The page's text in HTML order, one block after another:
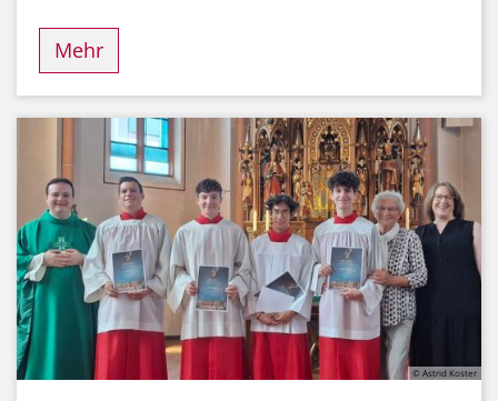
Mehr
© Astrid Koster